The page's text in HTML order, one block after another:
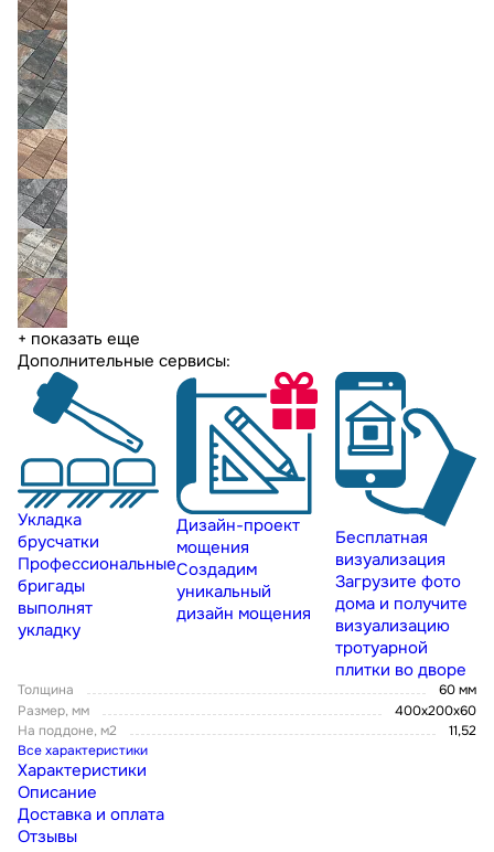
+ показать еще
Дополнительные сервисы:
Укладка
брусчатки
Профессиональные
бригады
выполнят
укладку
Дизайн-проект
мощения
Создадим
уникальный
дизайн мощения
Бесплатная
визуализация
Загрузите фото
дома и получите
визуализацию
тротуарной
плитки во дворе
Толщина
60 мм
Размер, мм
400х200х60
На поддоне, м2
11,52
Все характеристики
Характеристики
Описание
Доставка и оплата
Отзывы